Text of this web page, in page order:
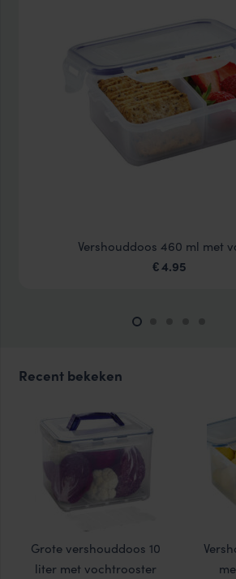
Vershouddoos 460 ml met
€4.95
Recent bekeken
Grote vershouddoos 10
liter met vochtrooster